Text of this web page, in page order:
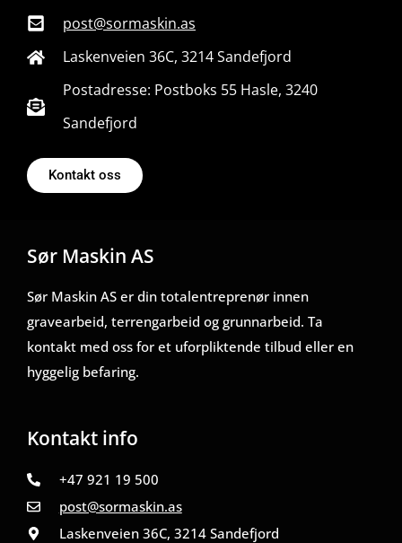
post@sormaskin.as
Laskenveien 36C, 3214 Sandefjord
Postadresse: Postboks 55 Hasle, 3240
Sandefjord
Kontakt oss
Sør Maskin AS
Sør Maskin AS er din totalentreprenør innen
gravearbeid, terrengarbeid og grunnarbeid. Ta
kontakt med oss for et uforpliktende tilbud eller en
hyggelig befaring.
Kontakt info
+47 921 19 500
post@sormaskin.as
Laskenveien 36C, 3214 Sandefjord